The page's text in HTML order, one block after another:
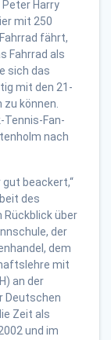
Harry
mit 250
fährt,
Fahrrad als
sich das
mit den 21-
können.
Tennis-Fan-
nach
gut beackert,“
des
Rückblick über
der
dem
mit
an der
Deutschen
Zeit als
und im